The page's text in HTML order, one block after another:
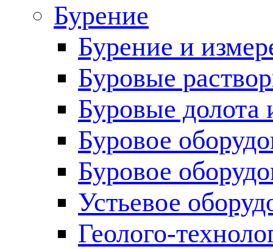
Бурение
Бурение и
Буровые
Буровые долота
Буровое
Буровое
Устьевое
Геолого-